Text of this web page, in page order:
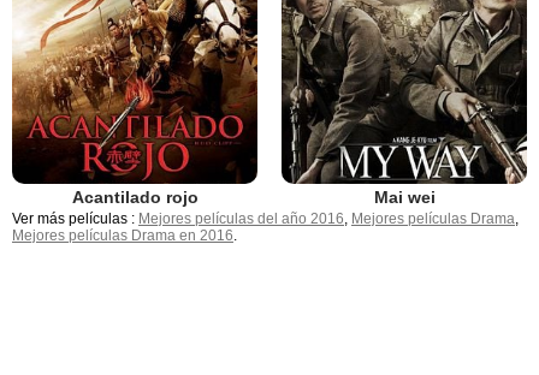
Acantilado rojo Mai wei
Ver más películas : Mejores películas del año 2016, Mejores películas Drama,
Mejores películas Drama en 2016.